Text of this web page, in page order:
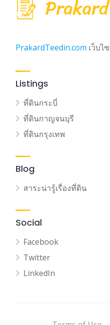
PrakardTeedin.com เว็บไ
Listings
ที่ดินกระบี่
ที่ดินกาญจนบุรี
ที่ดินกรุงเทพ
Blog
สาระน่ารู้เรื่องที่ดิน
Social
Facebook
Twitter
LinkedIn